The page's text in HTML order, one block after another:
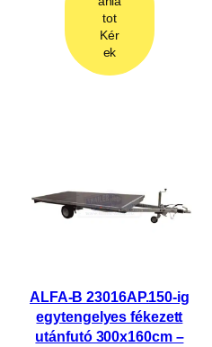
tot
Kér
ek
ALFA-B 23016AP.150-ig
egytengelyes fékezett
utánfutó 300x160cm –